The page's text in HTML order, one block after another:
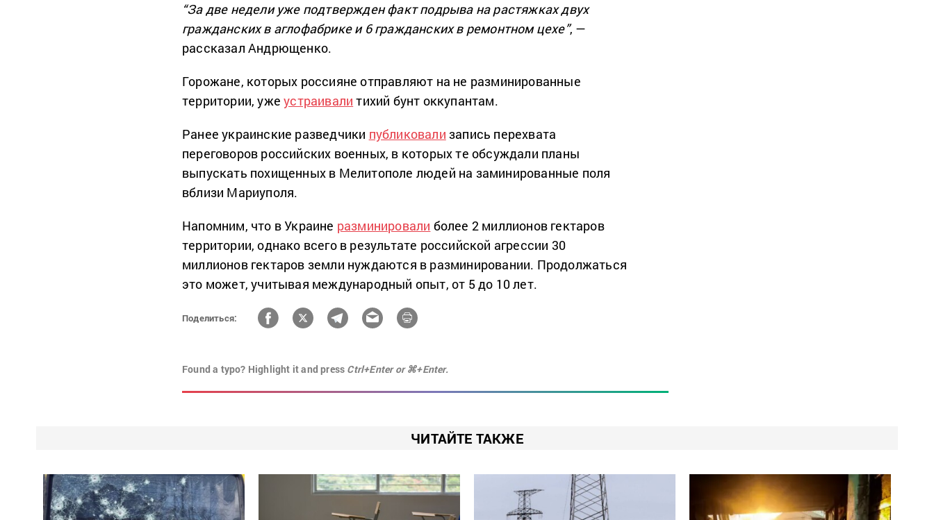
“За две недели уже подтвержден факт подрыва на растяжках двух
гражданских в аглофабрике и 6 гражданских в ремонтном цехе”, —
рассказал Андрющенко.
Горожане, которых россияне отправляют на не разминированные
территории, ужеустраивали тихий бунт оккупантам.
Ранее украинские разведчики публиковали запись перехвата
переговоров российских военных, в которых те обсуждали планы
выпускать похищенных в Мелитополе людей на заминированные поля
вблизи Мариуполя.
Напомним, что в Украине разминировали более 2 миллионов гектаров
территории, однако всего в результате российской агрессии 30
миллионов гектаров земли нуждаются в разминировании. Продолжаться
это может, учитывая международный опыт, от 5 до 10 лет.
Поделиться:
Found a typo? Highlight it and press Ctrl+Enter or ⌘+Enter.
ЧИТАЙТЕ ТАКЖЕ